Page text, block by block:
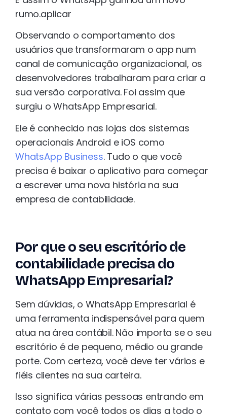
rumo.aplicar
Observando o comportamento dos
usuários que transformaram o app num
canal de comunicação organizacional, os
desenvolvedores trabalharam para criar a
sua versão corporativa. Foi assim que
surgiu o WhatsApp Empresarial.
Ele é conhecido nas lojas dos sistemas
operacionais Android e iOS como
WhatsApp Business. Tudo o que você
precisa é baixar o aplicativo para começar
a escrever uma nova história na sua
empresa de contabilidade.
Por que o seu escritório de
contabilidade precisa do
WhatsApp Empresarial?
Sem dúvidas, o WhatsApp Empresarial é
uma ferramenta indispensável para quem
atua na área contábil. Não importa se o seu
escritório é de pequeno, médio ou grande
porte. Com certeza, você deve ter vários e
fiéis clientes na sua carteira.
Isso significa várias pessoas entrando em
contato com você todos os dias a todo o